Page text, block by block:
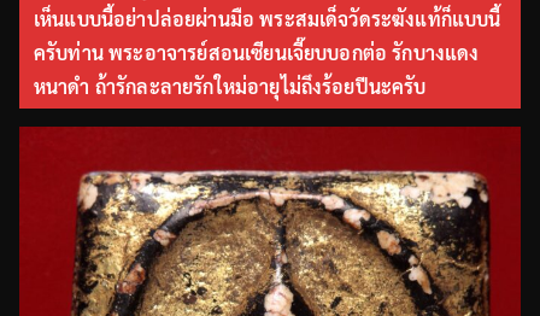
เห็นแบบนี้อย่าปล่อยผ่านมือ พระสมเด็จวัดระฆังแท้ก็แบบนี้
ครับท่าน พระอาจารย์สอนเซียนเจี๊ยบบอกต่อ รักบางแดง
หนาดำ ถ้ารักละลายรักใหม่อายุไม่ถึงร้อยปีนะครับ